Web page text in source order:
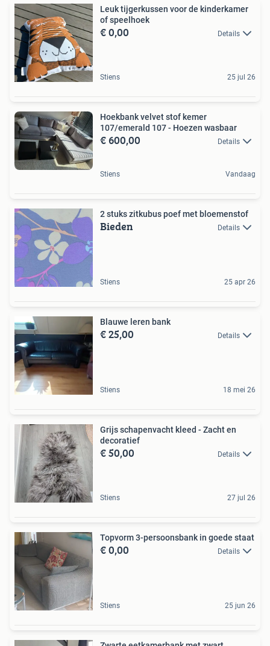
Leuk tijgerkussen voor de kinderkamer
of speelhoek
€ 0,00 Details
Stiens 25 jul 26
Hoekbank velvet stof kemer
107/emerald 107 - Hoezen wasbaar
€ 600,00 Details
Stiens Vandaag
2 stuks zitkubus poef met bloemenstof
Bieden Details
Stiens 25 apr 26
Blauwe leren bank
€ 25,00 Details
Stiens 18 mei 26
Grijs schapenvacht kleed - Zacht en
decoratief
€ 50,00 Details
Stiens 27 jul 26
Topvorm 3-persoonsbank in goede staat
€ 0,00 Details
Stiens 25 jun 26